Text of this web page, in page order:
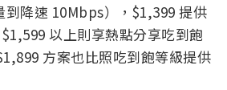
到降速 10Mbps），$1,399 提供
以上則享熱點分享吃到飽
方案也比照吃到飽等級提供